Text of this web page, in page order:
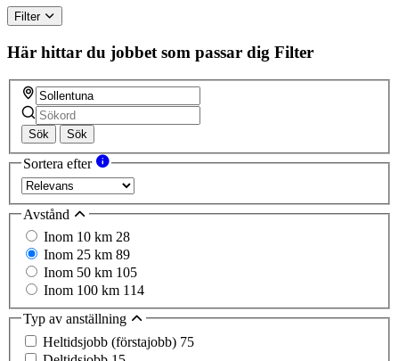
Filter
Här hittar du jobbet som passar dig Filter
Sök Sök
Sortera efter
Avstånd
Inom 10 km 28
Inom 25 km 89
Inom 50 km 105
Inom 100 km 114
Typ av anställning
Heltidsjobb (förstajobb) 75